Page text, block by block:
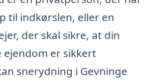
til indkørslen, eller en
der skal sikre, at din
ejendom er sikkert
snerydning i Gevninge